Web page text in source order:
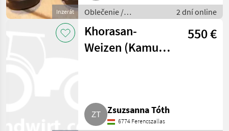
Inzerát
Oblečenie /
Voľnočasové oblečenie
2 dní online
Khorasan-
Weizen (Kamut®)
550 €
Zsuzsanna Tóth
6774 Ferencszallas